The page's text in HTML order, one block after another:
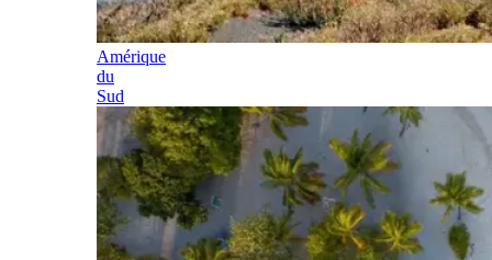
Amérique
du
Sud